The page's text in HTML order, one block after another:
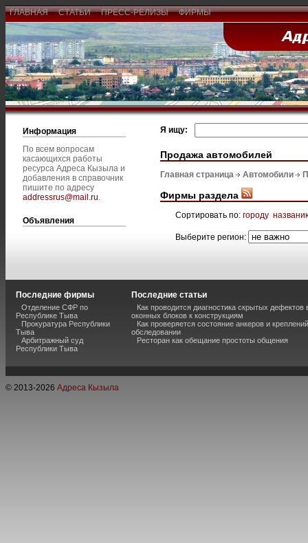
ГЛАВНАЯ СТАТЬИ ПРЕСС-РЕЛИЗЫ ФИРМЫ
Информация
По всем вопросам
касающихся работы
ресурса Адреса Кызыла и
добавления в справочник
пишите по адресу
addressrus@mail.ru.
Объявления
Я ищу:
Продажа автомобилей
Главная страница Автомобили
Фирмы раздела
Сортировать по: городу
Выберите регион:
Последние фирмы
Отделение СФР по
Республике Тыва
Прокуратура Республики
Тыва
Арбитражный суд
Республики Тыва
Последние статьи
Как проводится диагностика скрытых
оконных блоков к конструкциям
Как проверяется состояние анкеров и
обследовании
Ресторан как обещание простоты общения
© 2013-2026 Адреса Кызыла